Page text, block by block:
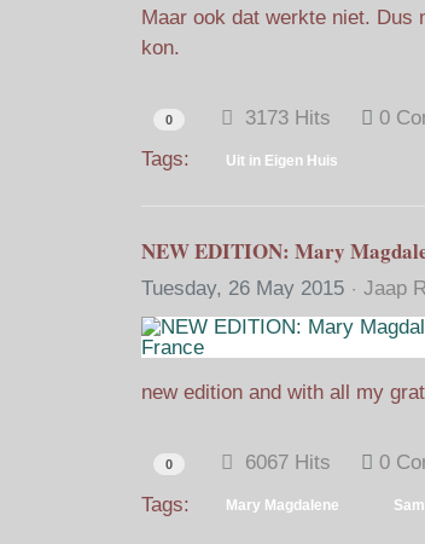
Maar ook dat werkte niet. Dus
kon.
0 3173 Hits
0
Tags:
Uit in Eigen Huis
NEW EDITION: Mary
Tuesday, 26 May 2015 Jaap
new edition and with all my
0 6067 Hits
0
Tags:
Mary Magdalene